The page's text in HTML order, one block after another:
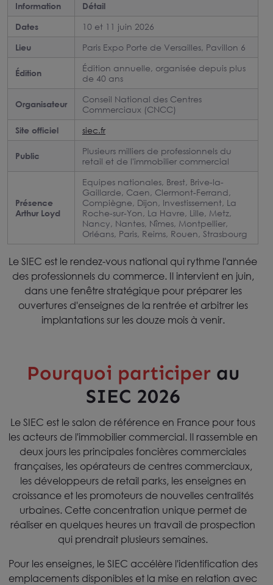
Information
Détail
Dates
10 et 11 juin 2026
Lieu
Paris Expo Porte de Versailles, Pavillon 6
Édition
Édition annuelle, organisée depuis plus
de 40 ans
Organisateur
Conseil National des Centres
Commerciaux (CNCC)
Site officiel
siec.fr
Public
Plusieurs milliers de professionnels du
retail et de l'immobilier commercial
Présence
Arthur Loyd
Equipes nationales, Brest, Brive-la-
Gaillarde, Caen, Clermont-Ferrand,
Compiègne, Dijon, Investissement, La
Roche-sur-Yon, La Havre, Lille, Metz,
Nancy, Nantes, Nîmes, Montpellier,
Orléans, Paris, Reims, Rouen, Strasbourg
Le SIEC est le rendez-vous national qui rythme l'année
des professionnels du commerce. Il intervient en juin,
dans une fenêtre stratégique pour préparer les
ouvertures d'enseignes de la rentrée et arbitrer les
implantations sur les douze mois à venir.
Pourquoi participer au
SIEC 2026
Le SIEC est le salon de référence en France pour tous
les acteurs de l'immobilier commercial. Il rassemble en
deux jours les principales foncières commerciales
françaises, les opérateurs de centres commerciaux,
les développeurs de retail parks, les enseignes en
croissance et les promoteurs de nouvelles centralités
urbaines. Cette concentration unique permet de
réaliser en quelques heures un travail de prospection
qui prendrait plusieurs semaines.
Pour les enseignes, le SIEC accélère l'identification des
emplacements disponibles et la mise en relation avec